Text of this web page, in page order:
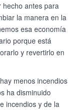
hecho antes para
la manera en la
esa economía
porque está
y revertirlo en
menos incendios
ha disminuido
incendios y de la